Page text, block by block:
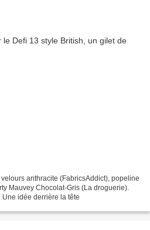
anthracite (FabricsAddict), popeline
Mauvey Chocolat-Gris (La droguerie).
Une idée derrière la tête